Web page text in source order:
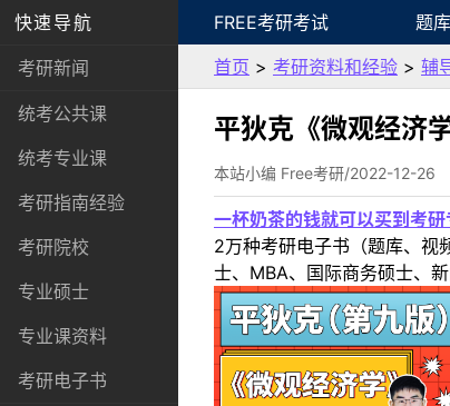
快速导航
考研新闻
统考公共课
统考专业课
考研指南经验
考研院校
专业硕士
专业课资料
考研电子书
FREE考研考试 题库
首页 > 考研资料和经验 > 辅
平狄克《微观经济
本站小编 Free考研/2022-12-26
一杯奶茶的钱就可以买到考研
2万种考研电子书（题库、视
士、MBA、国际商务硕士、